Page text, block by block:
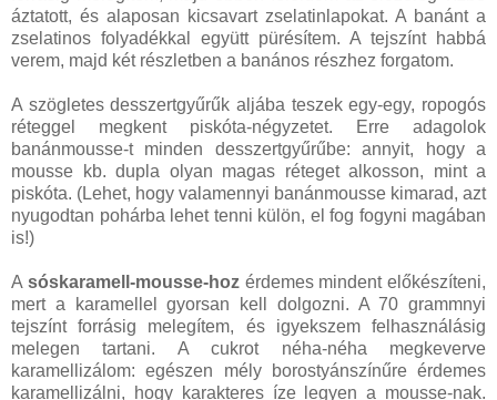
áztatott, és alaposan kicsavart zselatinlapokat. A banánt a
zselatinos folyadékkal együtt pürésítem. A tejszínt habbá
verem, majd két részletben a banános részhez forgatom.
A szögletes desszertgyűrűk aljába teszek egy-egy, ropogós
réteggel megkent piskóta-négyzetet. Erre adagolok
banánmousse-t minden desszertgyűrűbe: annyit, hogy a
mousse kb. dupla olyan magas réteget alkosson, mint a
piskóta. (Lehet, hogy valamennyi banánmousse kimarad, azt
nyugodtan pohárba lehet tenni külön, el fog fogyni magában
is!)
A sóskaramell-mousse-hozérdemes mindent előkészíteni,
mert a karamellel gyorsan kell dolgozni. A 70 grammnyi
tejszínt forrásig melegítem, és igyekszem felhasználásig
melegen tartani. A cukrot néha-néha megkeverve
karamellizálom: egészen mély borostyánszínűre érdemes
karamellizálni, hogy karakteres íze legyen a mousse-nak.